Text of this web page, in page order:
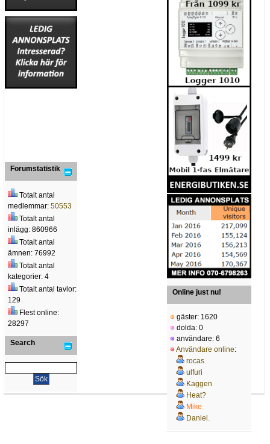
Online just nu!
gäster: 1620
dolda: 0
användare: 6
Användare online:
rocas
ulfuri
Kaggen
Heat?
Mike
Daniel.
Forumstatistik
Totalt antal
medlemmar: 50553
Totalt antal
inlägg: 860966
Totalt antal
ämnen: 76992
Totalt antal
kategorier: 4
Totalt antal tavlor:
129
Flest online:
28297
Search